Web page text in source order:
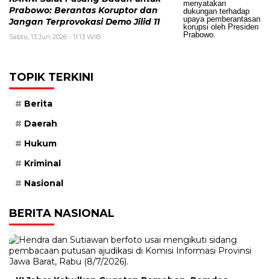
Prabowo: Berantas Koruptor dan
Jangan Terprovokasi Demo Jilid 11
Sabtu, 13 Jun 2026 - 11:13 WIB
TOPIK TERKINI
Berita
Daerah
Hukum
Kriminal
Nasional
BERITA NASIONAL